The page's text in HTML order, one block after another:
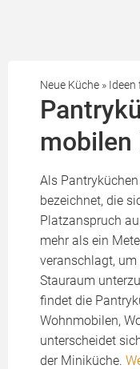
Neue Küche » Ideen
mobilen
Als
bezeichnet, die
Platzanspruch
mehr als ein
veranschlagt,
Stauraum
findet die
Wohnmobilen,
unterscheidet
der Miniküche.